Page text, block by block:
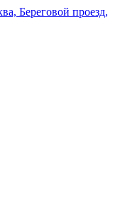
Береговой проезд,